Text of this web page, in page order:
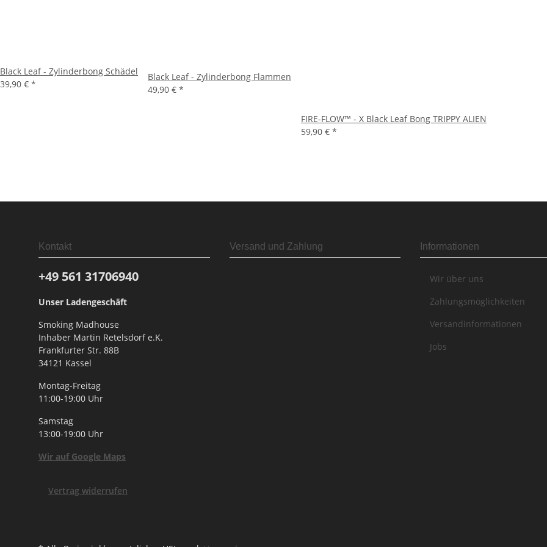
Black Leaf - Zylinderbong Schädel
39,90 € *
Black Leaf - Zylinderbong Flammen
49,90 € *
FIRE-FLOW™ - X Black Leaf Bong TRIPPY ALIEN
59,90 € *
Kontakt
+49 561 31706940
Unser Ladengeschäft
Smoking Madhouse
Inhaber Martin Retelsdorf e.K.
Frankfurter Str. 88B
34121 Kassel
Montag-Freitag
11:00-19:00 Uhr
Samstag
13:00-19:00 Uhr
Wir auf Google Maps
Versand und Zahlung Informationen
Wir über uns
Zahlungsmöglichkeiten
Versandinformationen
Jobs
Vertrag widerrufen